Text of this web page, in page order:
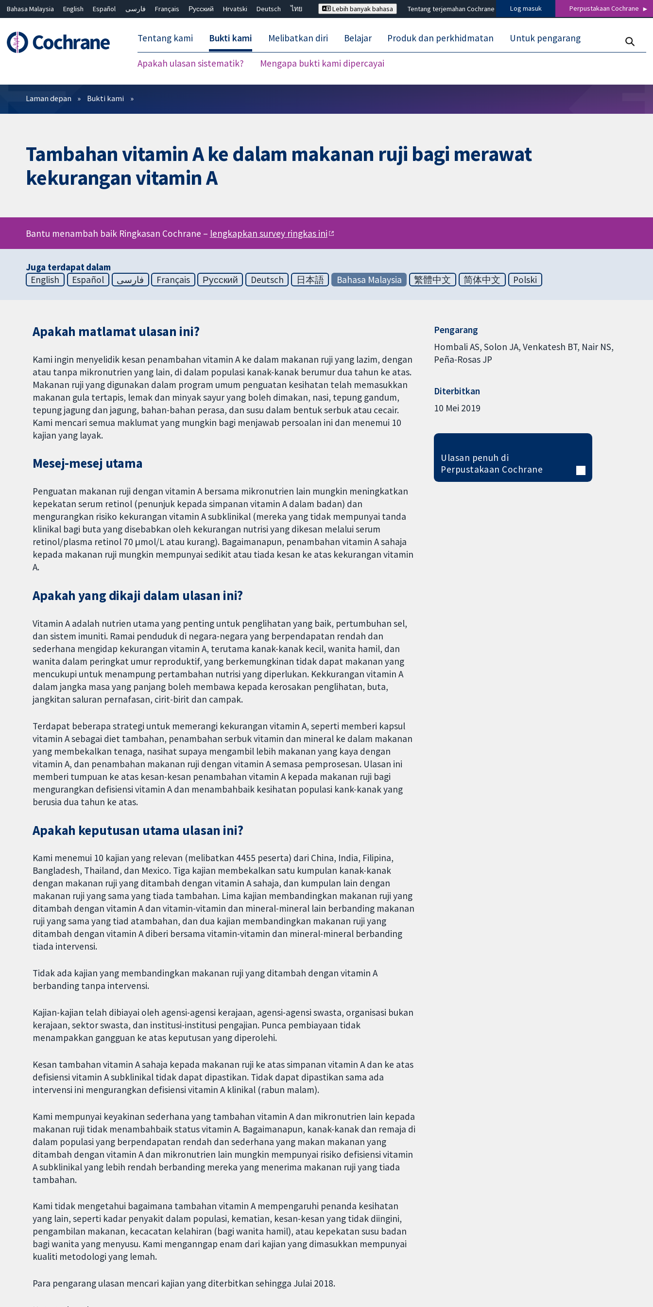
Bahasa Malaysia English Español فارسی Français Русский Hrvatski Deutsch
ไทย
Lebih banyak bahasa Tentang terjemahan Cochrane Log masuk Perpustakaan Cochrane
Tentang kami Bukti kami
Apakah ulasan sistematik? Mengapa bukti kami dipercayai
Melibatkan diri Belajar Produk dan perkhidmatan Untuk pengarang
Penapis
Laman depan Bukti kami
Tambahan vitamin A ke dalam makanan ruji bagi merawat
kekurangan vitamin A
Bantu menambah baik Ringkasan Cochrane – lengkapkan survey ringkas ini
Juga terdapat dalam
English
Español فارسی Français Русский Deutsch 日本語 Bahasa Malaysia 繁體中文 简体中文 Polski
Apakah matlamat ulasan ini?
Kami ingin menyelidik kesan penambahan vitamin A ke dalam makanan ruji yang lazim, dengan
atau tanpa mikronutrien yang lain, di dalam populasi kanak-kanak berumur dua tahun ke atas.
Makanan ruji yang digunakan dalam program umum penguatan kesihatan telah memasukkan
makanan gula tertapis, lemak dan minyak sayur yang boleh dimakan, nasi, tepung gandum,
tepung jagung dan jagung, bahan-bahan perasa, dan susu dalam bentuk serbuk atau cecair.
Kami mencari semua maklumat yang mungkin bagi menjawab persoalan ini dan menemui 10
kajian yang layak.
Mesej-mesej utama
Penguatan makanan ruji dengan vitamin A bersama mikronutrien lain mungkin meningkatkan
kepekatan serum retinol (penunjuk kepada simpanan vitamin A dalam badan) dan
mengurangkan risiko kekurangan vitamin A subklinikal (mereka yang tidak mempunyai tanda
klinikal bagi buta yang disebabkan oleh kekurangan nutrisi yang dikesan melalui serum
retinol/plasma retinol 70 μmol/L atau kurang). Bagaimanapun, penambahan vitamin A sahaja
kepada makanan ruji mungkin mempunyai sedikit atau tiada kesan ke atas kekurangan vitamin
A.
Apakah yang dikaji dalam ulasan ini?
Vitamin A adalah nutrien utama yang penting untuk penglihatan yang baik, pertumbuhan sel,
dan sistem imuniti. Ramai penduduk di negara-negara yang berpendapatan rendah dan
sederhana mengidap kekurangan vitamin A, terutama kanak-kanak kecil, wanita hamil, dan
wanita dalam peringkat umur reproduktif, yang berkemungkinan tidak dapat makanan yang
mencukupi untuk menampung pertambahan nutrisi yang diperlukan. Kekkurangan vitamin A
dalam jangka masa yang panjang boleh membawa kepada kerosakan penglihatan, buta,
jangkitan saluran pernafasan, cirit-birit dan campak.
Terdapat beberapa strategi untuk memerangi kekurangan vitamin A, seperti memberi kapsul
vitamin A sebagai diet tambahan, penambahan serbuk vitamin dan mineral ke dalam makanan
yang membekalkan tenaga, nasihat supaya mengambil lebih makanan yang kaya dengan
vitamin A, dan penambahan makanan ruji dengan vitamin A semasa pemprosesan. Ulasan ini
memberi tumpuan ke atas kesan-kesan penambahan vitamin A kepada makanan ruji bagi
mengurangkan defisiensi vitamin A dan menambahbaik kesihatan populasi kank-kanak yang
berusia dua tahun ke atas.
Apakah keputusan utama ulasan ini?
Kami menemui 10 kajian yang relevan (melibatkan 4455 peserta) dari China, India, Filipina,
Bangladesh, Thailand, dan Mexico. Tiga kajian membekalkan satu kumpulan kanak-kanak
dengan makanan ruji yang ditambah dengan vitamin A sahaja, dan kumpulan lain dengan
makanan ruji yang sama yang tiada tambahan. Lima kajian membandingkan makanan ruji yang
ditambah dengan vitamin A dan vitamin-vitamin dan mineral-mineral lain berbanding makanan
ruji yang sama yang tiad atambahan, dan dua kajian membandingkan makanan ruji yang
ditambah dengan vitamin A diberi bersama vitamin-vitamin dan mineral-mineral berbanding
tiada intervensi.
Tidak ada kajian yang membandingkan makanan ruji yang ditambah dengan vitamin A
berbanding tanpa intervensi.
Kajian-kajian telah dibiayai oleh agensi-agensi kerajaan, agensi-agensi swasta, organisasi bukan
kerajaan, sektor swasta, dan institusi-institusi pengajian. Punca pembiayaan tidak
menampakkan gangguan ke atas keputusan yang diperolehi.
Kesan tambahan vitamin A sahaja kepada makanan ruji ke atas simpanan vitamin A dan ke atas
defisiensi vitamin A subklinikal tidak dapat dipastikan. Tidak dapat dipastikan sama ada
intervensi ini mengurangkan defisiensi vitamin A klinikal (rabun malam).
Kami mempunyai keyakinan sederhana yang tambahan vitamin A dan mikronutrien lain kepada
makanan ruji tidak menambahbaik status vitamin A. Bagaimanapun, kanak-kanak dan remaja di
dalam populasi yang berpendapatan rendah dan sederhana yang makan makanan yang
ditambah dengan vitamin A dan mikronutrien lain mungkin mempunyai risiko defisiensi vitamin
A subklinikal yang lebih rendah berbanding mereka yang menerima makanan ruji yang tiada
tambahan.
Kami tidak mengetahui bagaimana tambahan vitamin A mempengaruhi penanda kesihatan
yang lain, seperti kadar penyakit dalam populasi, kematian, kesan-kesan yang tidak diingini,
pengambilan makanan, kecacatan kelahiran (bagi wanita hamil), atau kepekatan susu badan
bagi wanita yang menyusu. Kami menganngap enam dari kajian yang dimasukkan mempunyai
kualiti metodologi yang lemah.
Para pengarang ulasan mencari kajian yang diterbitkan sehingga Julai 2018.
Pengarang
Hombali AS Solon JA Venkatesh BT Nair NS
Peña-Rosas JP
Diterbitkan
10 Mei 2019
Ulasan penuh di
Perpustakaan Cochrane